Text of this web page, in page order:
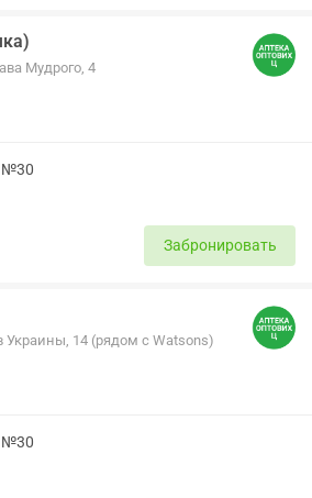
Мудрого, 4
№30
Забронировать
Украины, 14 (рядом с Watsons)
№30